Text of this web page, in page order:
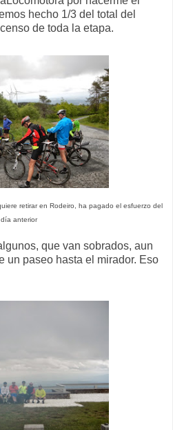
hecho 1/3 del total del
de toda la etapa.
retirar en Rodeiro, ha pagado el esfuerzo del
día anterior
que van sobrados, aun
un paseo hasta el mirador. Eso